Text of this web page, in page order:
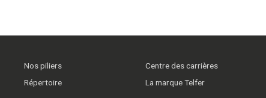
Nos piliers
Répertoire
Centre des carrières
La marque Telfer